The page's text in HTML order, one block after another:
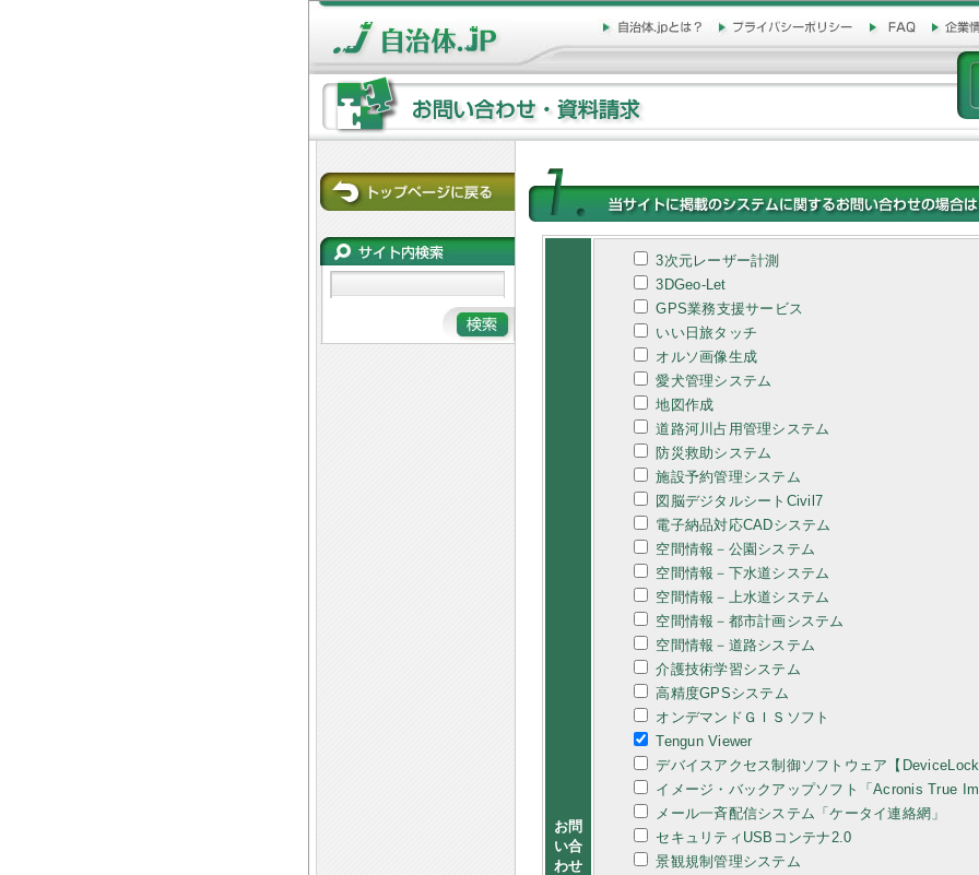
お問
い合
わせ
3次元レーザー計測
3DGeo-Let
GPS業務支援サービス
いい日旅タッチ
オルソ画像生成
愛犬管理システム
地図作成
道路河川占用管理システム
防災救助システム
施設予約管理システム
図脳デジタルシートCivil7
電子納品対応CADシステム
空間情報－公園システム
空間情報－下水道システム
空間情報－上水道システム
空間情報－都市計画システム
空間情報－道路システム
介護技術学習システム
高精度GPSシステム
オンデマンドＧＩＳソフト
Tengun Viewer
デバイスアクセス制御ソフトウェア【DeviceLock
イメージ・バックアップソフト「Acronis True
メール一斉配信システム「ケータイ連絡網」
セキュリティUSBコンテナ2.0
景観規制管理システム